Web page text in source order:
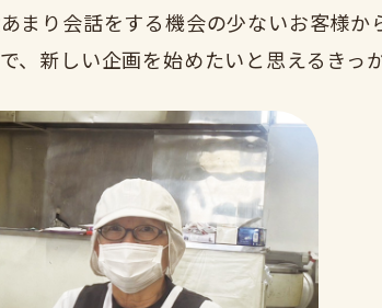
まり会話をする機会の少ないお客様
、新しい企画を始めたいと思えるきっ